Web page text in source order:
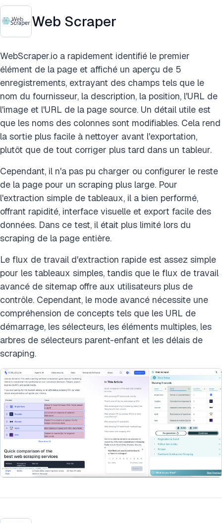
Web Scraper
WebScraper.io a rapidement identifié le premier
élément de la page et affiché un aperçu de 5
enregistrements, extrayant des champs tels que le
nom du fournisseur, la description, la position, l'URL de
l'image et l'URL de la page source. Un détail utile est
que les noms des colonnes sont modifiables. Cela rend
la sortie plus facile à nettoyer avant l'exportation,
plutôt que de tout corriger plus tard dans un tableur.
Cependant, il n'a pas pu charger ou configurer le reste
de la page pour un scraping plus large. Pour
l'extraction simple de tableaux, il a bien performé,
offrant rapidité, interface visuelle et export facile des
données. Dans ce test, il était plus limité lors du
scraping de la page entière.
Le flux de travail d'extraction rapide est assez simple
pour les tableaux simples, tandis que le flux de travail
avancé de sitemap offre aux utilisateurs plus de
contrôle. Cependant, le mode avancé nécessite une
compréhension de concepts tels que les URL de
démarrage, les sélecteurs, les éléments multiples, les
arbres de sélecteurs parent-enfant et les délais de
scraping.